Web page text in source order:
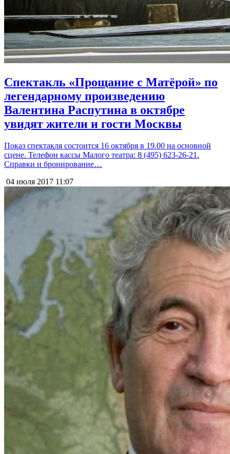
Спектакль «Прощание с Матёрой» по
легендарному произведению
Валентина Распутина в октябре
увидят жители и гости Москвы
Показ спектакля состоится 16 октября в 19.00 на основной
сцене. Телефон кассы Малого театра: 8 (495) 623-26-21.
Справки и бронирование…
04 июля 2017 11:07